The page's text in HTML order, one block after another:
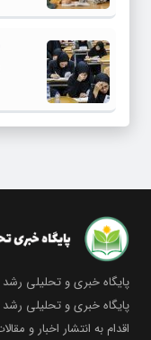
پایگاه خبری و تحلیلی رشد
پایگاه خبری و تحلیلی رشد
اقدام به انتشار اخبار و